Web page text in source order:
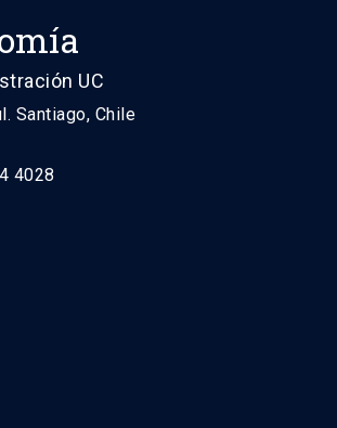
UC
Santiago, Chile
4028